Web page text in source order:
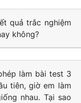
quả trắc nghiệm
không?
làm bài test 3
tiên, giờ em làm
nhau. Tại sao